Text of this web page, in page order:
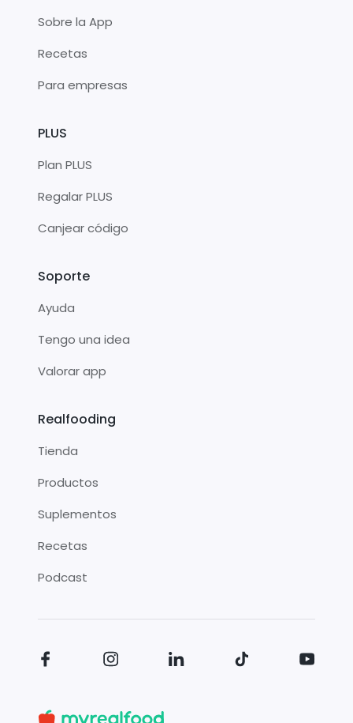
Sobre la App
Recetas
Para empresas
PLUS
Plan PLUS
Regalar PLUS
Canjear código
Soporte
Ayuda
Tengo una idea
Valorar app
Realfooding
Tienda
Productos
Suplementos
Recetas
Podcast